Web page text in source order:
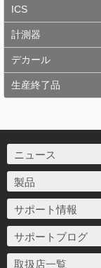
ICS
計測器
デカール
生産終了品
ニュース
製品
サポート情報
サポートブログ
取扱店一覧